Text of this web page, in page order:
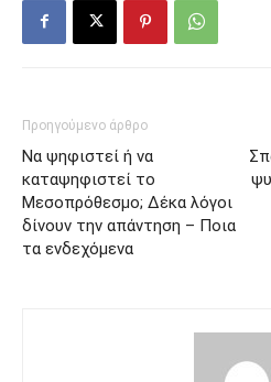
Προηγούμενο άρθρο
Να ψηφιστεί ή να
καταψηφιστεί το
Μεσοπρόθεσμο; Δέκα λόγοι
δίνουν την απάντηση – Ποια
τα ενδεχόμενα